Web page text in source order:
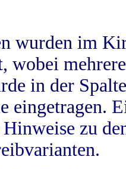
wurden im
wobei
in der
eingetragen.
zu